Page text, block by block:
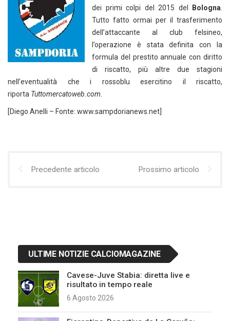
dei primi colpi del 2015 del
Bologna
Tutto fatto ormai per il trasferimento
dell’attaccante al club felsineo,
l’operazione è stata definita con la
formula del prestito annuale con diritto
di riscatto, più altre due stagioni
nell’eventualità che i rossoblu esercitino il riscatto,
riporta Tuttomercatoweb.com.
[Diego Anelli – Fonte: www.sampdorianews.net]
Precedente articolo Prossimo articolo
ULTIME NOTIZIE CALCIOMAGAZINE
Cavese-Juve Stabia: diretta live e
risultato in tempo reale
6 Agosto 2026